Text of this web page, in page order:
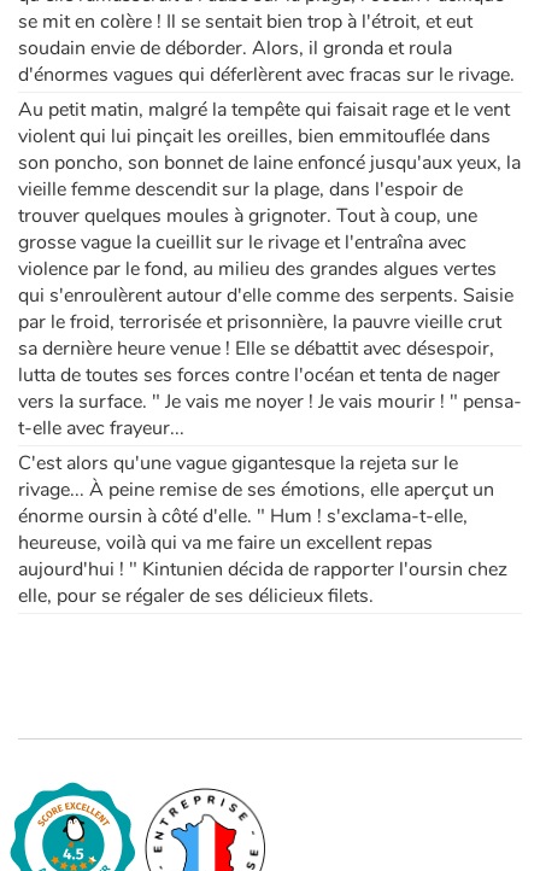
Apprendre les langues
Dyslexie, troubles de la lecture
Nos listes de lecture
Les plus lus
Coups de coeur
se mit en colère ! Il se sentait bien trop à l'étroit, et eut
soudain envie de déborder. Alors, il gronda et roula
d'énormes vagues qui déferlèrent avec fracas sur le rivage.
Au petit matin, malgré la tempête qui faisait rage et le vent
violent qui lui pinçait les oreilles, bien emmitouflée dans
son poncho, son bonnet de laine enfoncé jusqu'aux yeux, la
vieille femme descendit sur la plage, dans l'espoir de
trouver quelques moules à grignoter. Tout à coup, une
grosse vague la cueillit sur le rivage et l'entraîna avec
violence par le fond, au milieu des grandes algues vertes
qui s'enroulèrent autour d'elle comme des serpents. Saisie
par le froid, terrorisée et prisonnière, la pauvre vieille crut
sa dernière heure venue ! Elle se débattit avec désespoir,
lutta de toutes ses forces contre l'océan et tenta de nager
vers la surface. " Je vais me noyer ! Je vais mourir ! " pensa-
t-elle avec frayeur...
C'est alors qu'une vague gigantesque la rejeta sur le
rivage... À peine remise de ses émotions, elle aperçut un
énorme oursin à côté d'elle. " Hum ! s'exclama-t-elle,
heureuse, voilà qui va me faire un excellent repas
aujourd'hui ! " Kintunien décida de rapporter l'oursin chez
elle, pour se régaler de ses délicieux filets.